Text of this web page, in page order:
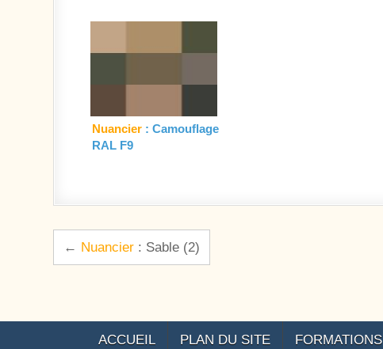
Nuancier : Camouflage
RAL F9
Navigation de l’article
← Nuancier : Sable (2)
ACCUEIL PLAN DU SITE FORMATIONS